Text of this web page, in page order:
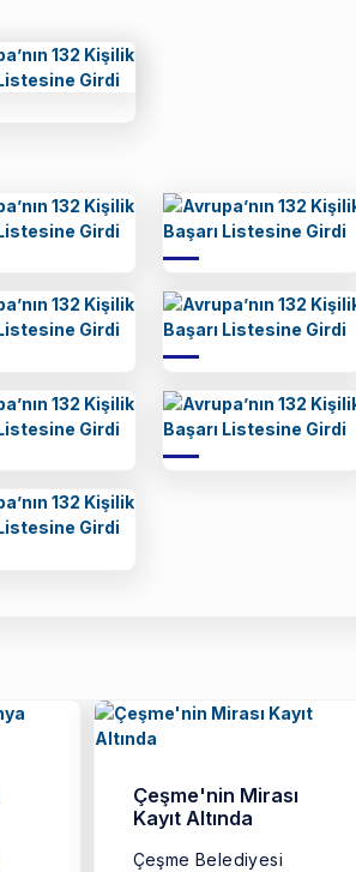
Çeşme'nin Mirası
Kayıt Altında
Çeşme Belediyesi